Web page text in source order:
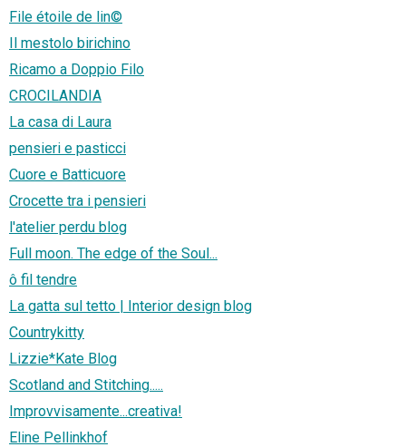
File étoile de lin©
Il mestolo birichino
Ricamo a Doppio Filo
CROCILANDIA
La casa di Laura
pensieri e pasticci
Cuore e Batticuore
Crocette tra i pensieri
l'atelier perdu blog
Full moon. The edge of the Soul...
ô fil tendre
La gatta sul tetto | Interior design blog
Countrykitty
Lizzie*Kate Blog
Scotland and Stitching.....
Improvvisamente...creativa!
Eline Pellinkhof